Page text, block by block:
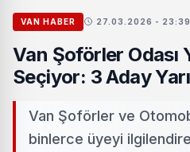
VAN HABER 27.03.2026 - 23:39
Van Şoförler Odası
Seçiyor: 3 Aday
Van Şoförler ve
binlerce üyeyi